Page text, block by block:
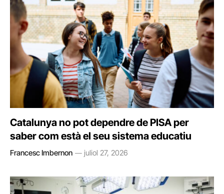
Catalunya no pot dependre de PISA per
saber com està el seu sistema educatiu
Francesc Imbernon juliol 27, 2026